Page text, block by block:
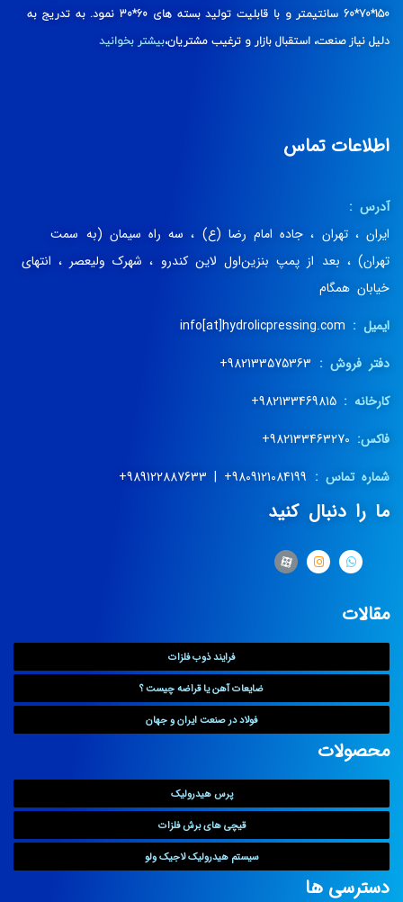
150*70*60 سانتیمتر و با قابلیت تولید بسته های 60*30 نمود. به تدریج به
دلیل نیاز صنعت، استقبال بازار و ترغیب مشتریان،بیشتر بخوانید
اطلاعات تماس
آدرس :
ایران ، تهران ، جاده امام رضا (ع) ، سه راه سیمان (به سمت
تهران) ، بعد از پمپ بنزین‌اول لاین کندرو ، شهرک ولیعصر ، انتهای
خیابان همگام
ایمیل :
دفتر فروش :
کارخانه : 982133469815+
فاکس:
شماره تماس :
ما را دنبال کنید
مقالات
فرایند ذوب فلزات
ضایعات آهن یا قراضه چیست ؟
فولاد در صنعت ایران و جهان
محصولات
پرس هیدرولیک
قیچی های برش فلزات
سیستم هیدرولیک لاجیک ولو
دسترسی ها